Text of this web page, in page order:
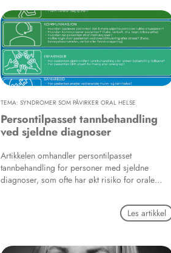
TEMA: SYNDROMER SOM PÅVIRKER ORAL HELSE
Persontilpasset tannbehandling
ved sjeldne diagnoser
Artikkelen omhandler persontilpasset
tannbehandling for personer med sjeldne
diagnoser, som ofte har økt risiko for orale
funksjonsnedsettelser som kompliserer
munnhygiene og behandling. Barrierer som
Les artikkel